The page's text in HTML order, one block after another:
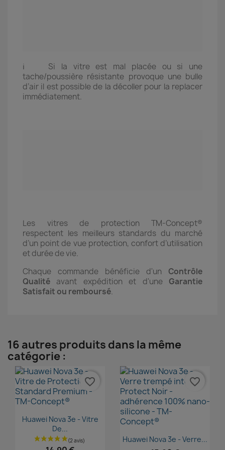
ℹ️ Si la vitre est mal placée ou si une
tache/poussière résistante provoque une bulle
d’air il est possible de la décoller pour la replacer
immédiatement.
Les vitres de protection TM-Concept®
respectent les meilleurs standards du marché
d’un point de vue protection, confort d’utilisation
et durée de vie.
Chaque commande bénéficie d'un Contrôle
Qualité avant expédition et d'une Garantie
Satisfait ou remboursé.
16 autres produits dans la même
catégorie :
Aperçu rapide
Huawei Nova 3e - Vitre
De...
favorite_border
Aperçu rapide
Huawei Nova 3e - Verre...
favorite_border